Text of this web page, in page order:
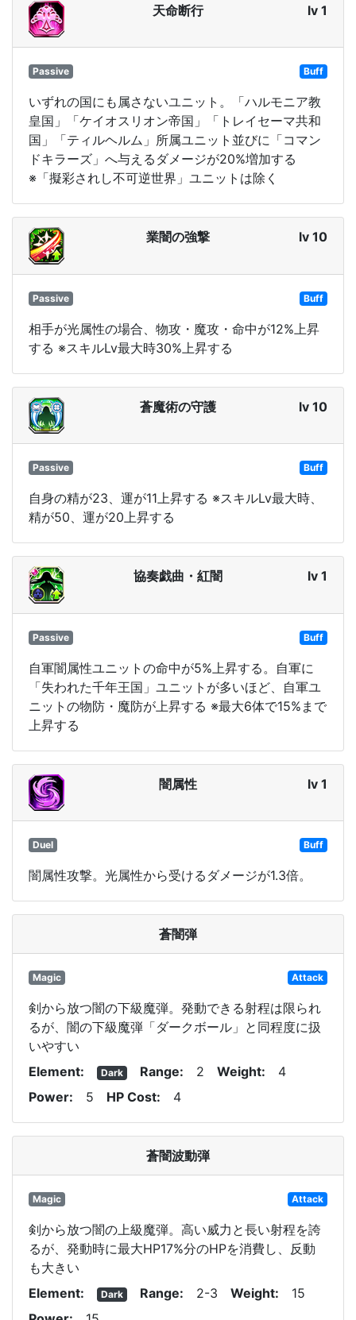
天命断行 lv 1
Passive Buff
いずれの国にも属さないユニット。「ハルモニア教
皇国」「ケイオスリオン帝国」「トレイセーマ共和
国」「ティルヘルム」所属ユニット並びに「コマン
ドキラーズ」へ与えるダメージが20%増加する
※「擬彩されし不可逆世界」ユニットは除く
業闇の強撃 lv 10
Passive Buff
相手が光属性の場合、物攻・魔攻・命中が12%上昇
する ※スキルLv最大時30%上昇する
蒼魔術の守護 lv 10
Passive Buff
自身の精が23、運が11上昇する ※スキルLv最大時、
精が50、運が20上昇する
協奏戯曲・紅闇 lv 1
Passive Buff
自軍闇属性ユニットの命中が5%上昇する。自軍に
「失われた千年王国」ユニットが多いほど、自軍ユ
ニットの物防・魔防が上昇する ※最大6体で15%まで
上昇する
闇属性 lv 1
Duel Buff
闇属性攻撃。光属性から受けるダメージが1.3倍。
蒼闇弾
Magic Attack
剣から放つ闇の下級魔弾。発動できる射程は限られ
るが、闇の下級魔弾「ダークボール」と同程度に扱
いやすい
Element
Dark Range 2 Weight
4
Power
5 HP Cost 4
蒼闇波動弾
Magic Attack
剣から放つ闇の上級魔弾。高い威力と長い射程を誇
るが、発動時に最大HP17%分のHPを消費し、反動
も大きい
Element
Dark Range 2-3 Weight
15